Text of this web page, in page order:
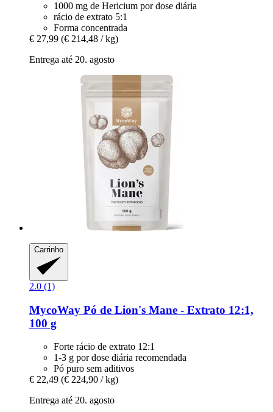
1000 mg de Hericium por dose diária
rácio de extrato 5:1
Forma concentrada
€ 27,99 (€ 214,48 / kg)
Entrega até 20. agosto
Carrinho
2.0 (1)
MycoWay Pó de Lion's Mane -​ Extrato 12:1,
100 g
Forte rácio de extrato 12:1
1-3 g por dose diária recomendada
Pó puro sem aditivos
€ 22,49 (€ 224,90 / kg)
Entrega até 20. agosto